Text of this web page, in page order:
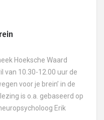
Hoeksche Waard
van 10.30-12.00 uur de
voor je brein’ in de
is o.a. gebaseerd op
Erik